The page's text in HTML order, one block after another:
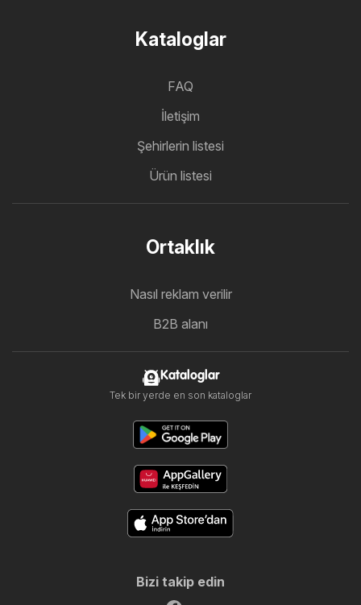
Kataloglar
FAQ
İletişim
Şehirlerin listesi
Ürün listesi
Ortaklık
Nasıl reklam verilir
B2B alanı
Kataloglar
Tek bir yerde en son kataloglar
Bizi takip edin